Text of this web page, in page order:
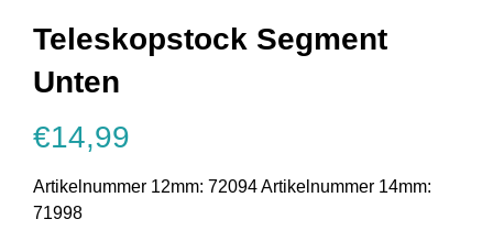
Teleskopstock Segment
Unten
€14,99
Artikelnummer 12mm: 72094 Artikelnummer 14mm:
71998